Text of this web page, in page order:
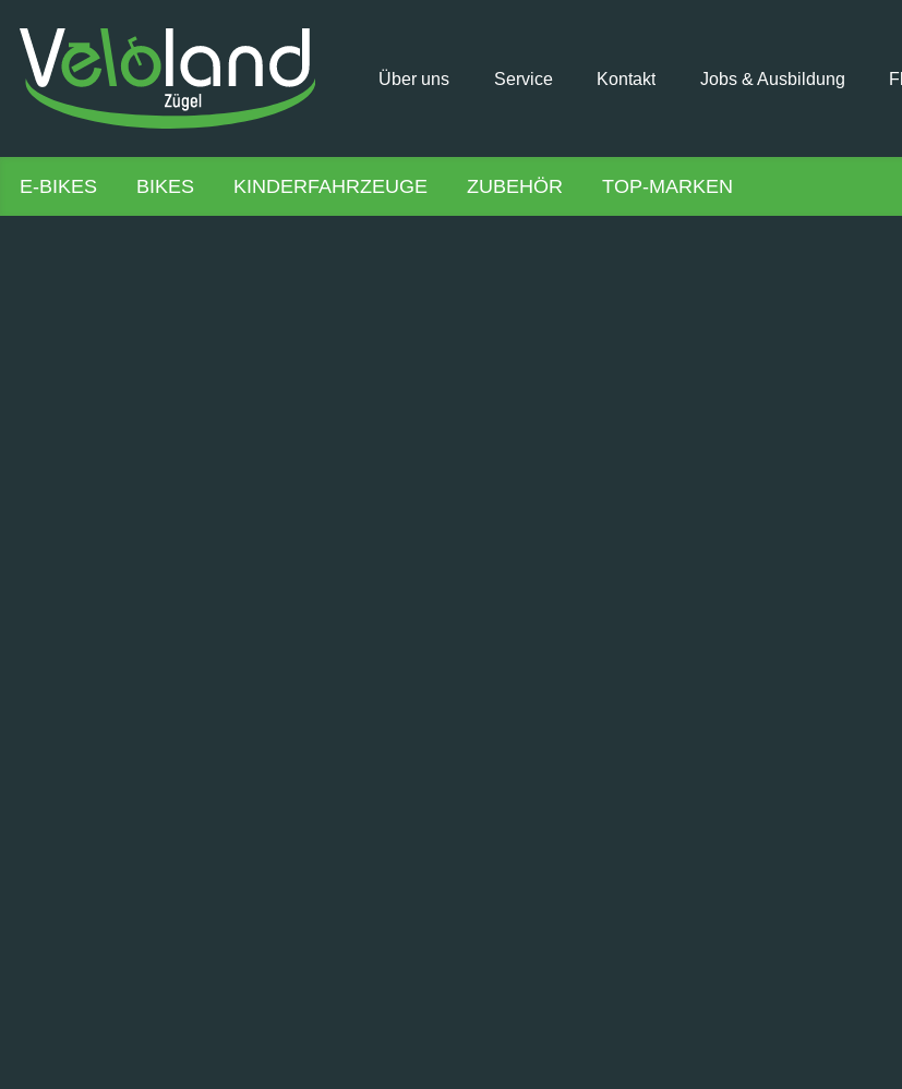
Über uns Service Kontakt Jobs & Ausbildung
E-BIKES BIKES KINDERFAHRZEUGE ZUBEHÖR TOP-MARKEN